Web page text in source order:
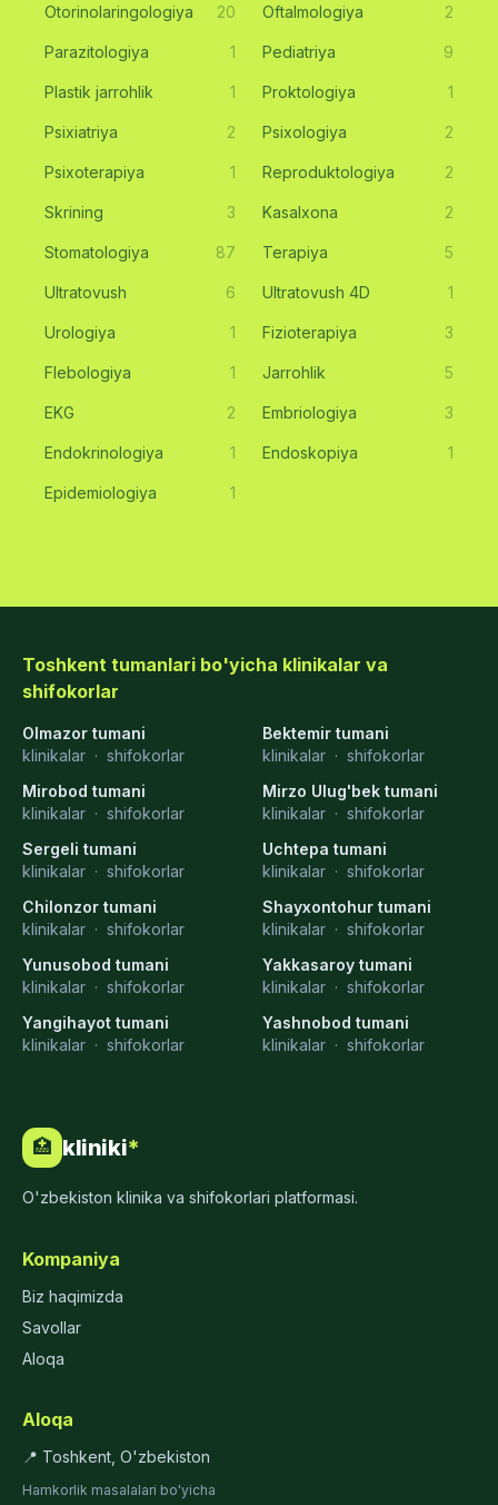
Otorinolaringologiya 20 Oftalmologiya 2
Parazitologiya 1 Pediatriya 9
Plastik jarrohlik 1 Proktologiya 1
Psixiatriya 2 Psixologiya 2
Psixoterapiya 1 Reproduktologiya 2
Skrining 3 Kasalxona 2
Stomatologiya 87 Terapiya 5
Ultratovush 6 Ultratovush 4D 1
Urologiya 1 Fizioterapiya 3
Flebologiya 1 Jarrohlik 5
EKG 2 Embriologiya 3
Endokrinologiya 1 Endoskopiya 1
Epidemiologiya 1
Toshkent tumanlari bo'yicha klinikalar va
shifokorlar
Olmazor tumani
klinikalar · shifokorlar
Bektemir tumani
klinikalar · shifokorlar
Mirobod tumani
klinikalar · shifokorlar
Mirzo Ulug'bek tumani
klinikalar · shifokorlar
Sergeli tumani
klinikalar · shifokorlar
Uchtepa tumani
klinikalar · shifokorlar
Chilonzor tumani
klinikalar · shifokorlar
Shayxontohur tumani
klinikalar · shifokorlar
Yunusobod tumani
klinikalar · shifokorlar
Yakkasaroy tumani
klinikalar · shifokorlar
Yangihayot tumani
klinikalar · shifokorlar
Yashnobod tumani
klinikalar · shifokorlar
🏥 kliniki*
O'zbekiston klinika va shifokorlari platformasi.
Kompaniya
Biz haqimizda
Savollar
Aloqa
Aloqa
📍 Toshkent, O'zbekiston
Hamkorlik masalalari bo'yicha